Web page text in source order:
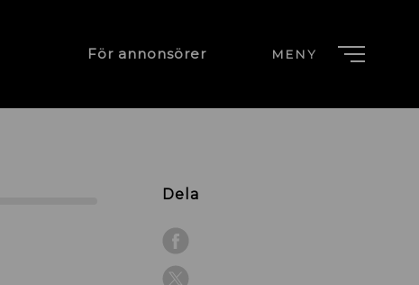
För annonsörer MENY
Dela